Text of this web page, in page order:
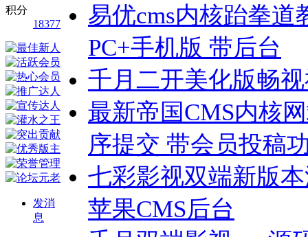
积分
18377
发消
息
易优cms内核跆拳
PC+手机版 带后台
千月二开美化版畅
最新帝国CMS内核
序提交 带会员投稿
七彩影视双端新版
苹果CMS后台